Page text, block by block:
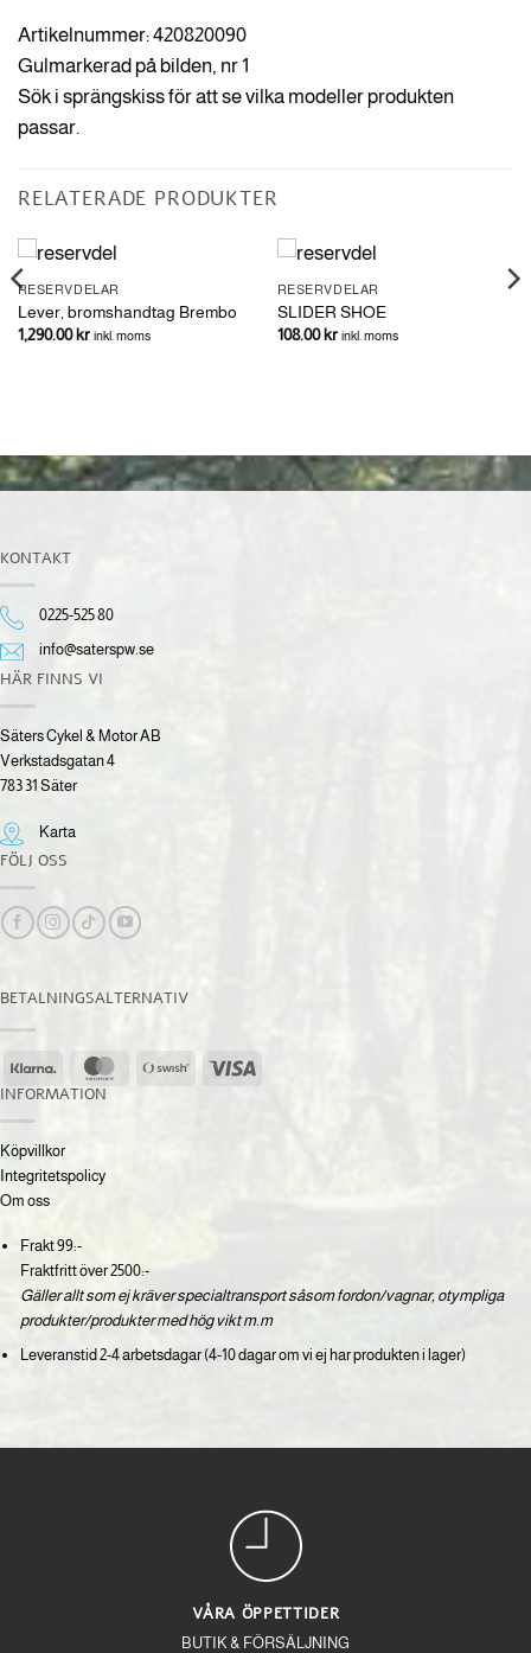
Artikelnummer: 420820090
Gulmarkerad på bilden, nr 1
Sök i sprängskiss för att se vilka modeller produkten
passar.
RELATERADE PRODUKTER
RESERVDELAR
Lever, bromshandtag Brembo
1,290.00kr inkl. moms
RESERVDELAR
SLIDER SHOE
108.00kr inkl. moms
KONTAKT
0225-525 80
info@saterspw.se
HÄR FINNS VI
Säters Cykel & Motor AB
Verkstadsgatan 4
783 31 Säter
Karta
FÖLJ OSS
BETALNINGSALTERNATIV
Klarna MasterCardSwish
INFORMATION
Köpvillkor
Integritetspolicy
Om oss
Frakt 99:-
Fraktfritt över 2500:-
Gäller allt som ej kräver specialtransport såsom fordon/vagnar, otympliga
produkter/produkter med hög vikt m.m
Leveranstid 2-4 arbetsdagar (4-10 dagar om vi ej har produkten i lager)
VÅRA ÖPPETTIDER
BUTIK & FÖRSÄLJNING